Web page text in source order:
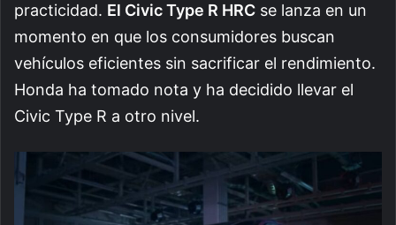
practicidad. El Civic Type R HRC se lanza en un
momento en que los consumidores buscan
vehículos eficientes sin sacrificar el rendimiento.
Honda ha tomado nota y ha decidido llevar el
Civic Type R a otro nivel.